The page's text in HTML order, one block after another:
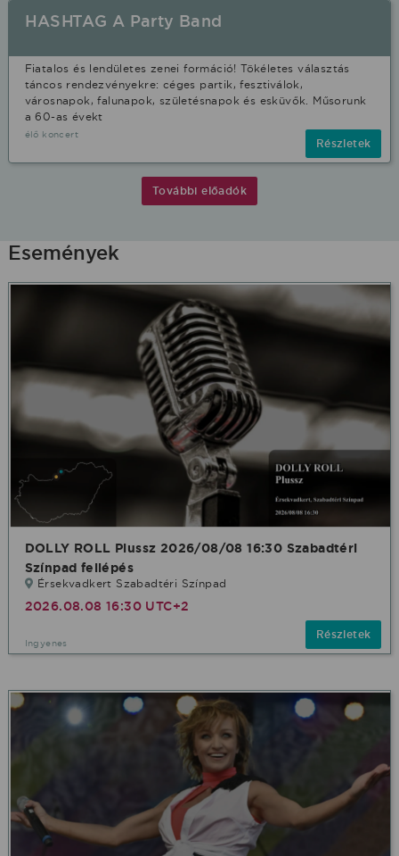
HASHTAG A Party Band
Fiatalos és lendületes zenei formáció! Tökéletes választás
táncos rendezvényekre: céges partik, fesztiválok,
városnapok, falunapok, születésnapok és esküvők. Műsorunk
a 60-as évekt
élő koncert
Részletek
További előadók
Események
DOLLY ROLL Plussz 2026/08/08 16:30 Szabadtéri
Színpad fellépés
Érsekvadkert Szabadtéri Színpad
2026.08.08 16:30 UTC+2
Ingyenes
Részletek